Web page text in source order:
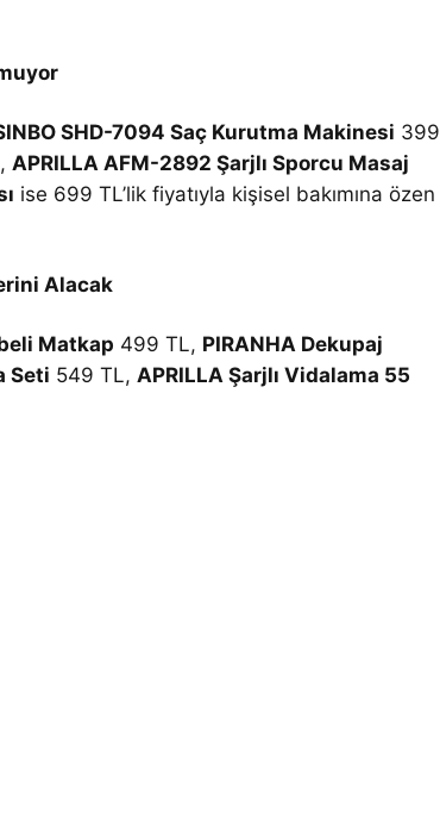
SHD-7094 Saç Kurutma Makinesi 399
APRILLA AFM-2892 Şarjlı Sporcu Masaj
ise 699 TL’lik fiyatıyla kişisel bakımına özen
Alacak
Matkap 499 TL, PIRANHA Dekupaj
Seti 549 TL,APRILLA Şarjlı Vidalama 55